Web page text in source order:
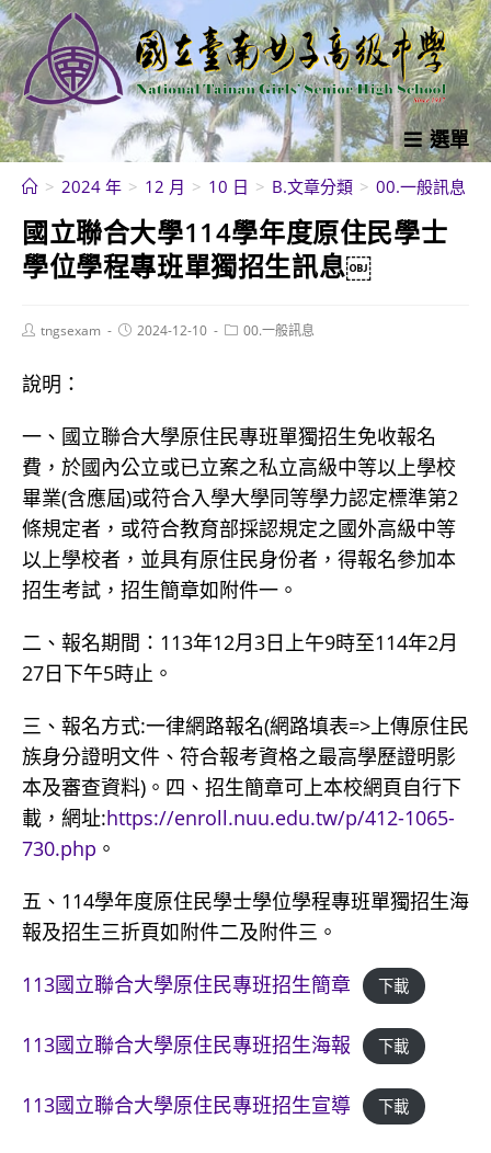
跳
轉
至
主
要
內
選單
> 2024 年 > 12 月 > 10 日 > B.文章分類 > 00.一般訊息
國立聯合大學114學年度原住民學士
學位學程專班單獨招生訊息￼
Posttngsexam
Post2024-12-10
Post00.一般訊息
說明：
一、國立聯合大學原住民專班單獨招生免收報名
費，於國內公立或已立案之私立高級中等以上學校
畢業(含應屆)或符合入學大學同等學力認定標準第2
條規定者，或符合教育部採認規定之國外高級中等
以上學校者，並具有原住民身份者，得報名參加本
招生考試，招生簡章如附件一。
二、報名期間：113年12月3日上午9時至114年2月
27日下午5時止。
三、報名方式:一律網路報名(網路填表=>上傳原住民
族身分證明文件、符合報考資格之最高學歷證明影
本及審查資料)。四、招生簡章可上本校網頁自行下
載，網址:https://enroll.nuu.edu.tw/p/412-1065-
730.php 。
五、114學年度原住民學士學位學程專班單獨招生海
報及招生三折頁如附件二及附件三。
113國立聯合大學原住民專班招生簡章
下載
113國立聯合大學原住民專班招生海報 下載
113國立聯合大學原住民專班招生宣導 下載